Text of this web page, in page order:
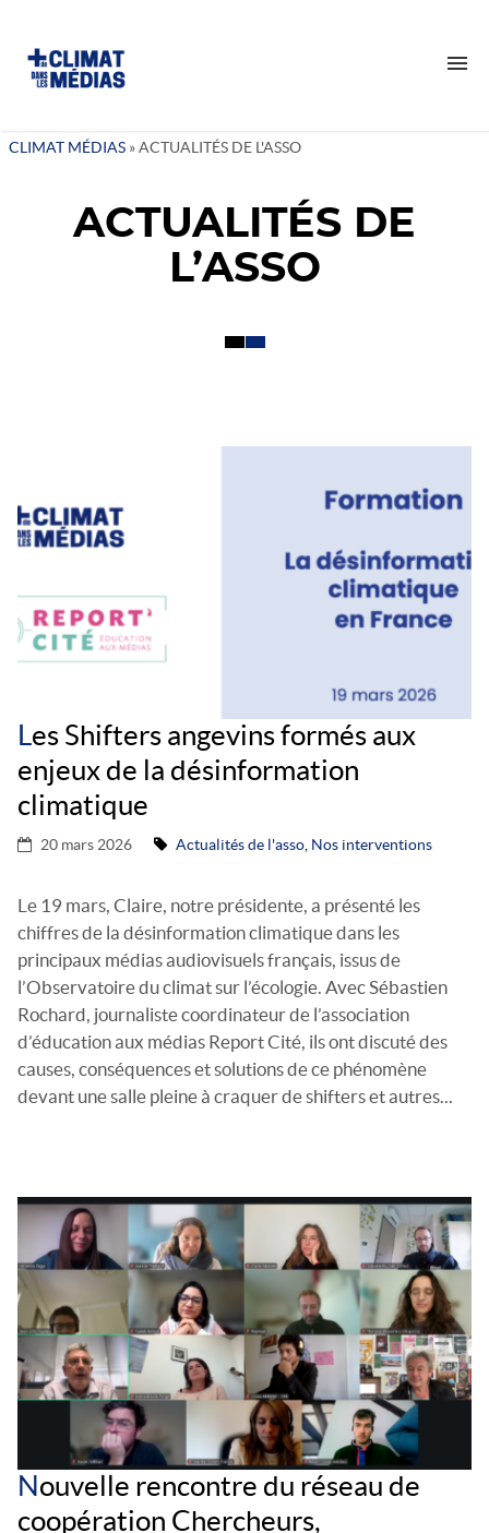
NOTRE RAISON D’ÊTRE
NOTRE IMPACT
DEVENIR MÉCÈNE
CONTACT
CLIMAT MÉDIAS »ACTUALITÉS DE L'ASSO
ACTUALITÉS DE
L’ASSO
Les Shifters angevins formés aux
enjeux de la désinformation
climatique
20 mars 2026 Actualités de l'asso Nos interventions
Le 19 mars, Claire, notre présidente, a présenté les
chiffres de la désinformation climatique dans les
principaux médias audiovisuels français, issus de
l’Observatoire du climat sur l’écologie. Avec Sébastien
Rochard, journaliste coordinateur de l’association
d’éducation aux médias Report Cité, ils ont discuté des
causes, conséquences et solutions de ce phénomène
devant une salle pleine à craquer de shifters et autres...
Nouvelle rencontre du réseau de
coopération Chercheurs,